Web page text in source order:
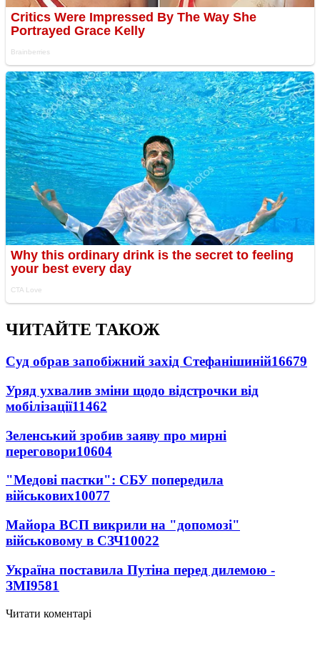
ЧИТАЙТЕ ТАКОЖ
Суд обрав запобіжний захід Стефанішиній16679
Уряд ухвалив зміни щодо відстрочки від
мобілізації11462
Зеленський зробив заяву про мирні
переговори10604
"Медові пастки": СБУ попередила
військових10077
Майора ВСП викрили на "допомозі"
військовому в СЗЧ10022
Україна поставила Путіна перед дилемою -
ЗМІ9581
Читати коментарі